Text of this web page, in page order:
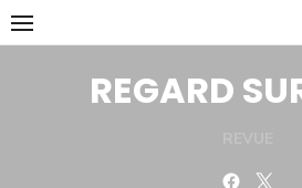
Skip
to
REGARD
Facebook